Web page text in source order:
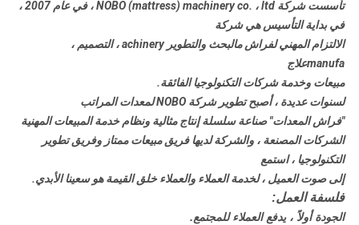
تأسست شركة NOBO (mattress) machinery co. ، ltd ، في عام 2007 ،
في بداية التأسيس هي شركة
الالتزام المهني لفراش م
البحث والتطوير achinery ، التصميم ،
manufaعلاج
مبيعات وخدمة شركات التكنولوجيا الفائقة.
لسنوات عديدة ، أصبح تطوير شركة NOBO لمعدات المراتب
"فراش المعدات" صناعة سلسلة إنتاج مثالية ونظام خدمة المبيعات المهنية
الشركات المصنعة ، والشركة لديها فريق مبيعات ممتاز وفريق تطوير
التكنولوجيا ، استمع
إلى صوت العميل ، لخدمة العملاء والعملاء خلق القيمة هو سعينا الأبدي.
فلسفة العمل:
الجودة أولاً ، يدفع العملاء للمجتمع.